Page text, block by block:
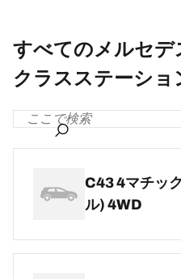
すべてのメルセデ
クラスステーショ
C43 4マチッ
ル) 4WD